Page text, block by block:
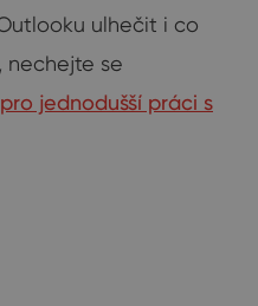
ulhečit i co
nechejte se
jednodušší práci s